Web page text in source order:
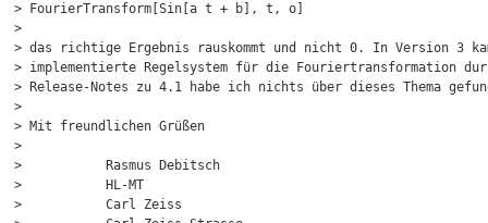
> FourierTransform[Sin[a t + b], t, o]
>
> das richtige Ergebnis rauskommt und nicht 0. In Version 3
> implementierte Regelsystem für die Fouriertransformation
> Release-Notes zu 4.1 habe ich nichts über dieses Thema
>
> Mit freundlichen Grüßen
>
>           Rasmus Debitsch
>           HL-MT
>           Carl Zeiss